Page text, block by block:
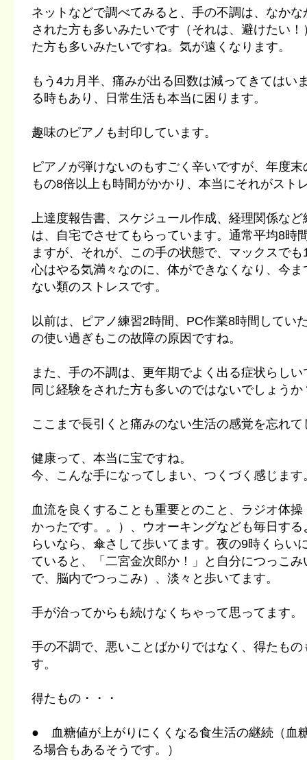
ネットなどで調べてみると、手の不調は、なか
された方も多いみたいです（それは、避けたい
た方も多いみたいですね。気が遠くなります。
もう4カ月半、痛みが出る回数は減ってきてはい
る時もあり、日常生活も本当に困ります。
趣味のピアノも封印しています。
ピアノが弾けないのもすごく辛いですが、年度
もの8倍以上も時間がかかり、本当にそれがスト
上達度報告書、スケジュール作成、経理関係な
は、自宅でさせてもらっています。通常平均8時
ますが、それが、この手の状態で、マックスで
心はやる気満々なのに、体ができなくなり、今
ない類のストレスです。
以前は、ピアノ練習2時間、PC作業8時間してい
の使い過ぎもこの故障の原因ですね。
また、手の不調は、更年期でよく出る症状らしい
同じ経験をされた方も多いのではないでしょうか
ここまで長引くと痛みのない生活の感覚を忘れ
健康って、本当に宝ですね。
今、こんな手になってしまい、つくづく感じます
血流を良くすることも重要とのこと、ラジオ体
かったです。。）、ウオーキングなども毎日す
らいなら、傘さして歩いてます。夜の9時くらい
ていると、「二宮金次郎か！」と自分につっこ
で、脳内でつっこみ）、淡々と歩いてます。
手が治ってからも続けなくちゃって思ってます。
手の不調で、悪いことばかりではなく、得たも
す。
得たもの・・・
● 血糖値が上がりにくくなる食生活の継続（血
る場合もあるそうです。）